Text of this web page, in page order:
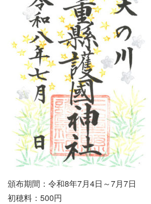
頒布期間：令和8年7月4日～7月7日
初穂料：500円